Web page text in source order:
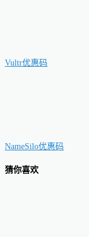
Vultr优惠码
NameSilo优惠码
猜你喜欢